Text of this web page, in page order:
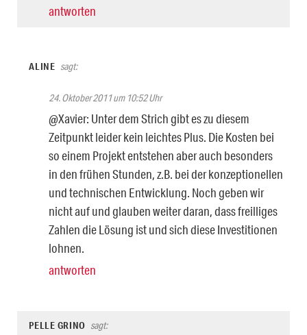
antworten
ALINE sagt:
24. Oktober 2011 um 10:52 Uhr
@Xavier: Unter dem Strich gibt es zu diesem
Zeitpunkt leider kein leichtes Plus. Die Kosten bei
so einem Projekt entstehen aber auch besonders
in den frühen Stunden, z.B. bei der konzeptionellen
und technischen Entwicklung. Noch geben wir
nicht auf und glauben weiter daran, dass freilliges
Zahlen die Lösung ist und sich diese Investitionen
lohnen.
antworten
PELLE GRINO sagt: